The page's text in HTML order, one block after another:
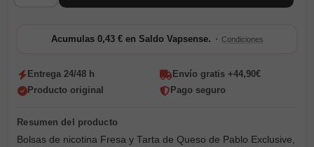
Acumulas 0,43 € en Saldo Vapsense. · Condiciones
Entrega 24/48 h
Envío gratis +44,90€
Producto original
Pago seguro
Bolsas de nicotina Fresa y Tarta de Queso de Pablo Exclusive,